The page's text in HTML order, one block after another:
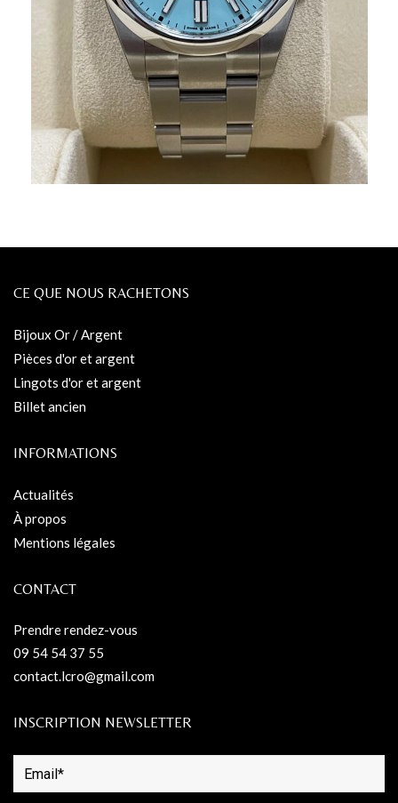
CE QUE NOUS RACHETONS
Bijoux Or / Argent
Pièces d'or et argent
Lingots d'or et argent
Billet ancien
INFORMATIONS
Actualités
À propos
Mentions légales
CONTACT
Prendre rendez-vous
09 54 54 37 55
contact.lcro@gmail.com
INSCRIPTION NEWSLETTER